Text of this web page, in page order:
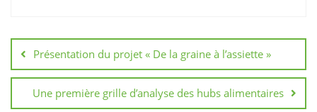
de
l’article
Présentation du projet « De la graine à l’assiette »
Une première grille d’analyse des hubs alimentaires